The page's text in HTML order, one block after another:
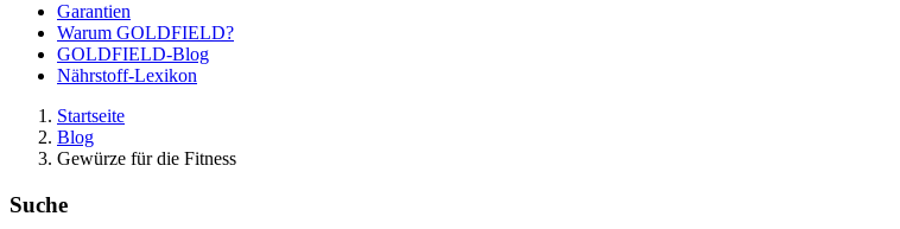
Garantien
Warum GOLDFIELD?
GOLDFIELD-Blog
Nährstoff-Lexikon
Startseite
Blog
Gewürze für die Fitness
Suche